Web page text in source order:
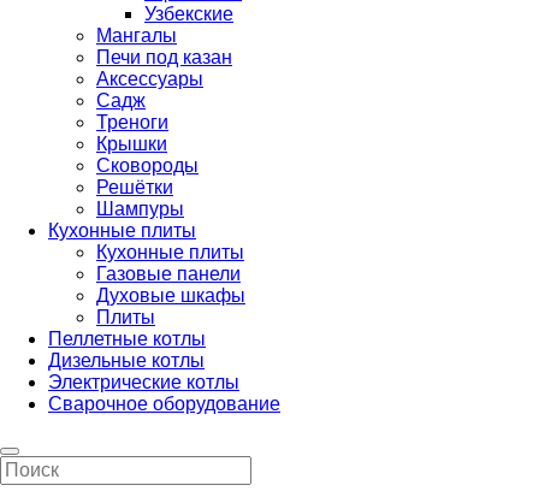
Узбекские
Мангалы
Печи под казан
Аксессуары
Садж
Треноги
Крышки
Сковороды
Решётки
Шампуры
Кухонные плиты
Кухонные плиты
Газовые панели
Духовые шкафы
Плиты
Пеллетные котлы
Дизельные котлы
Электрические котлы
Сварочное оборудование